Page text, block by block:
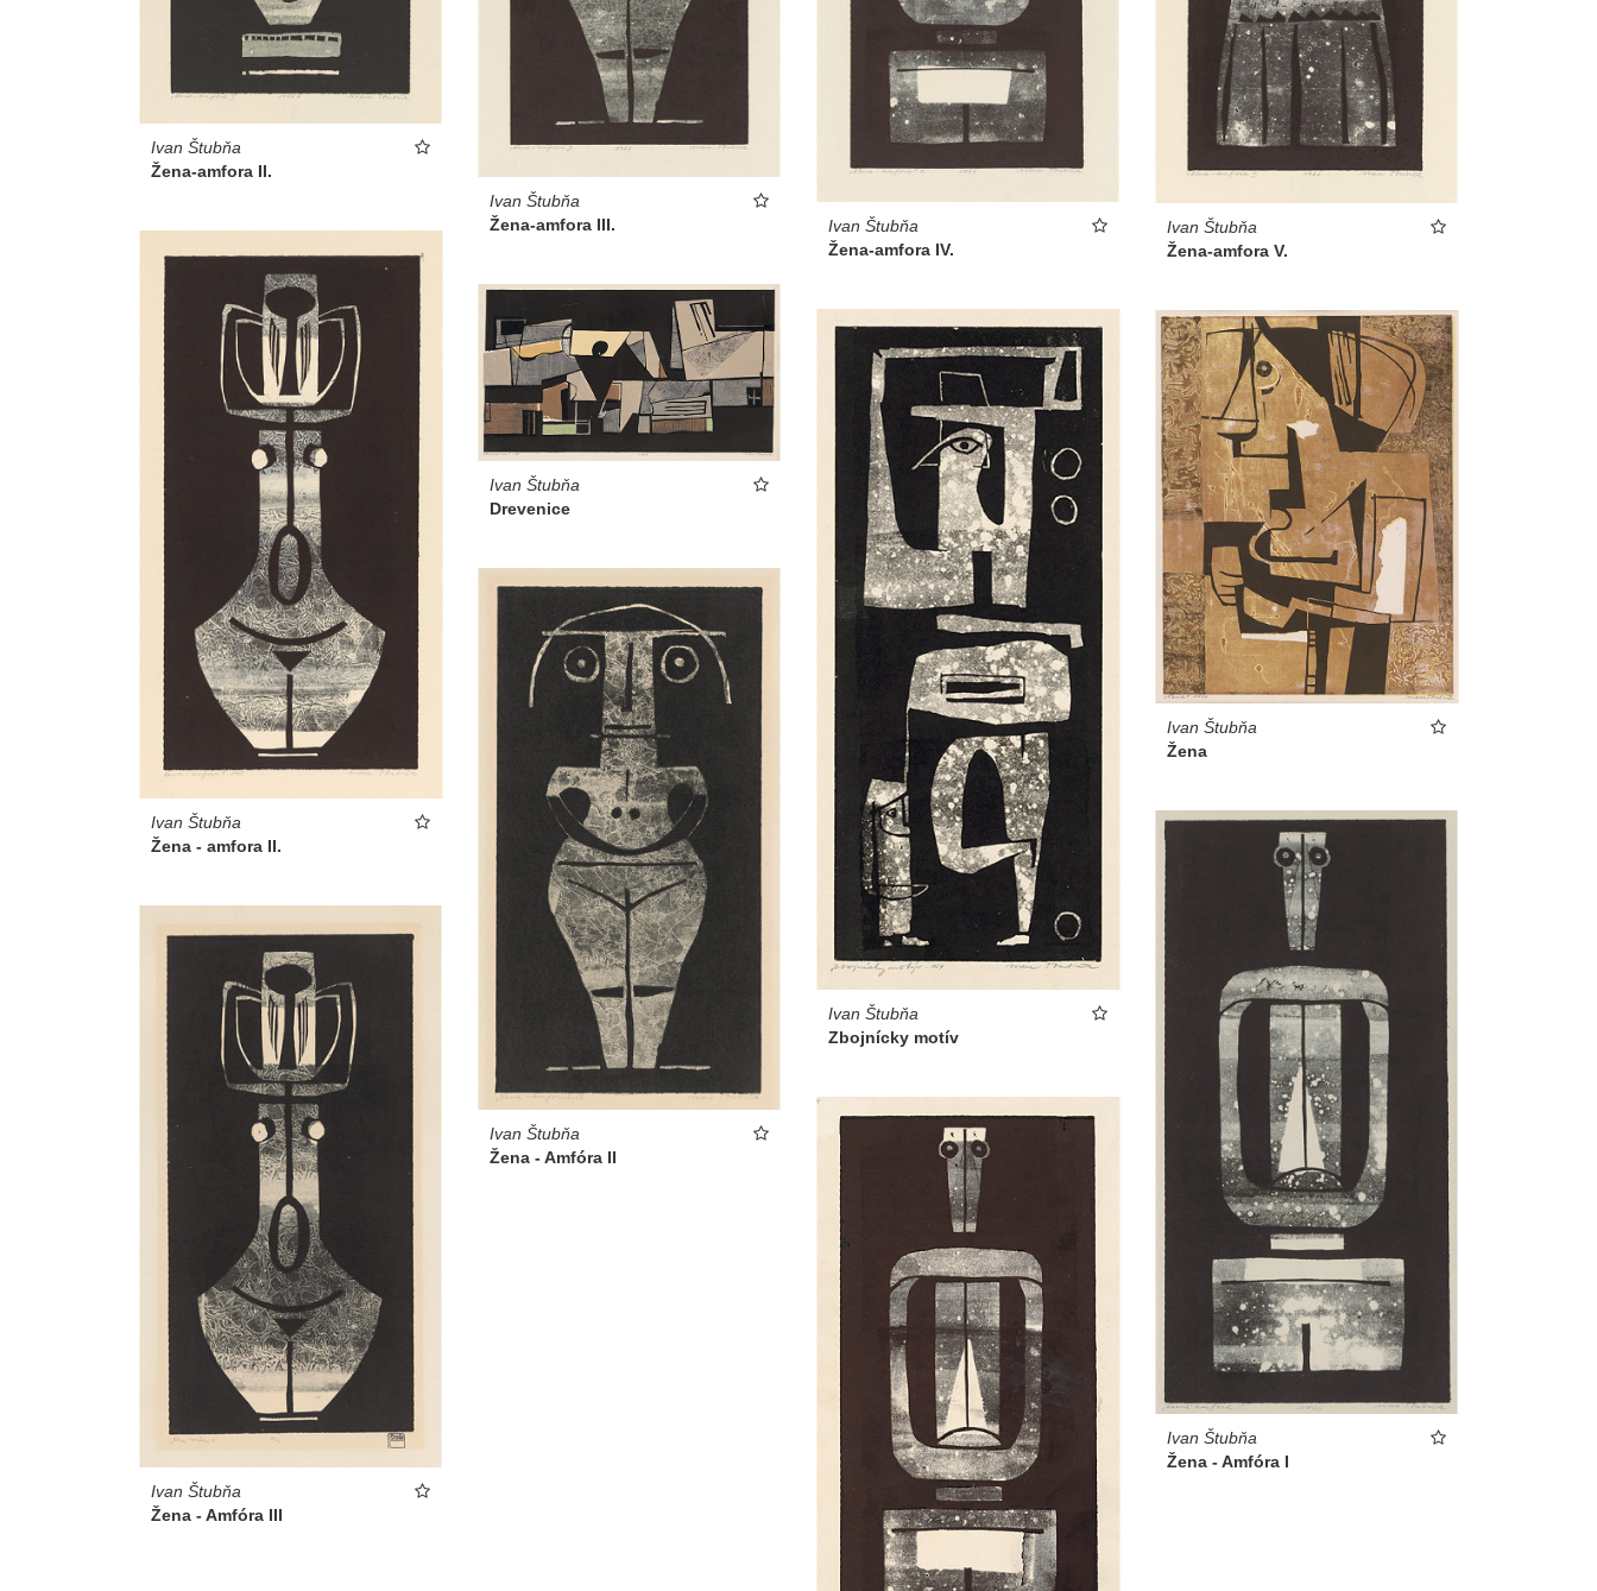
Ivan Štubňa
Žena-amfora II.
Ivan Štubňa
Žena-amfora III.
Ivan Štubňa
Žena-amfora IV.
Ivan Štubňa
Žena-amfora V.
Ivan Štubňa
Žena - amfora II.
Ivan Štubňa
Drevenice
Ivan Štubňa
Zbojnícky motív
Ivan Štubňa
Žena
Ivan Štubňa
Žena - Amfóra II
Ivan Štubňa
Žena - Amfóra I
Ivan Štubňa
Žena - Amfóra III